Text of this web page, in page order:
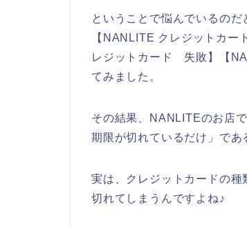
ということで悩んでいるのだ
【NANLITE クレジットカ
レジットカード 失敗】【
てみました。
その結果、NANLITEのお店
期限が切れているだけ」であ
実は、クレジットカードの
切れてしまうんですよね♪